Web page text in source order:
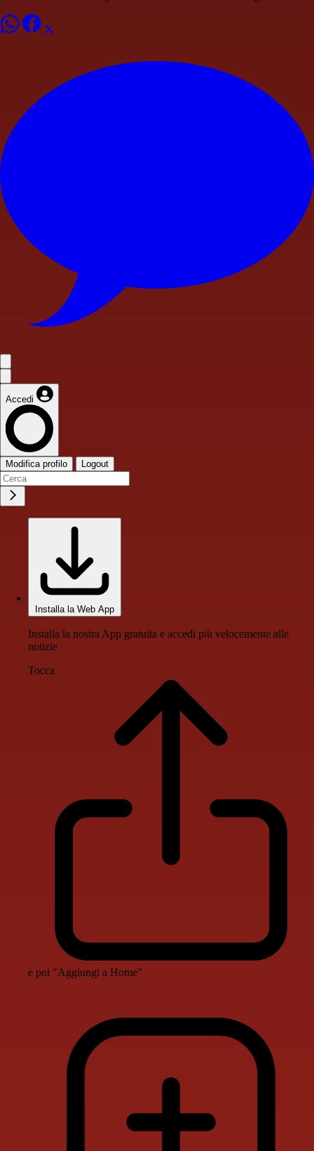
Accedi
Modifica profilo Logout
Installa la Web App
Installa la nostra App gratuita e accedi più velocemente alle
notizie
Tocca
e poi "Aggiungi a Home"